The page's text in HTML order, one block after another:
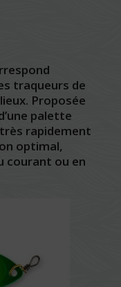
traqueurs de
Proposée
palette
rapidement
optimal,
courant ou en